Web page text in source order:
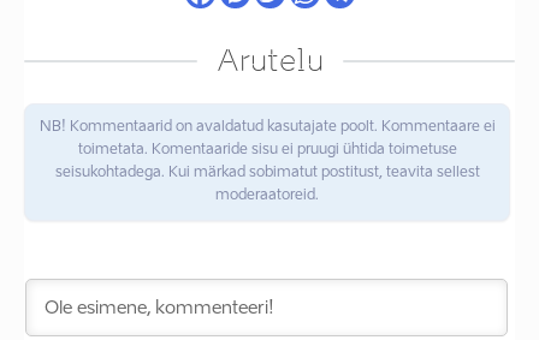
Arutelu
NB! Kommentaarid on avaldatud kasutajate poolt. Kommentaare ei
toimetata. Komentaaride sisu ei pruugi ühtida toimetuse
seisukohtadega. Kui märkad sobimatut postitust, teavita sellest
moderaatoreid.